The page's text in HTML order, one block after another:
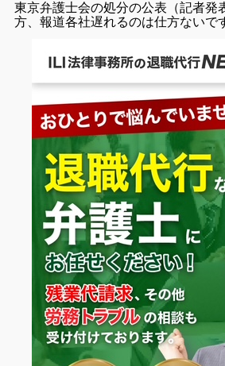
東京弁護士会の処分の公表（記者発
方、報道各社遅れるのは仕方ないで